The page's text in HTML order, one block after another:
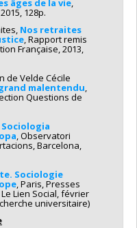
âges de la vie,
128p.
Nos retraites
, Rapport remis
Française, 2013,
de Velde Cécile
malentendu,
Questions de
, Observatori
Barcelona,
Sociologie
, Paris, Presses
Lien Social, février
universitaire)